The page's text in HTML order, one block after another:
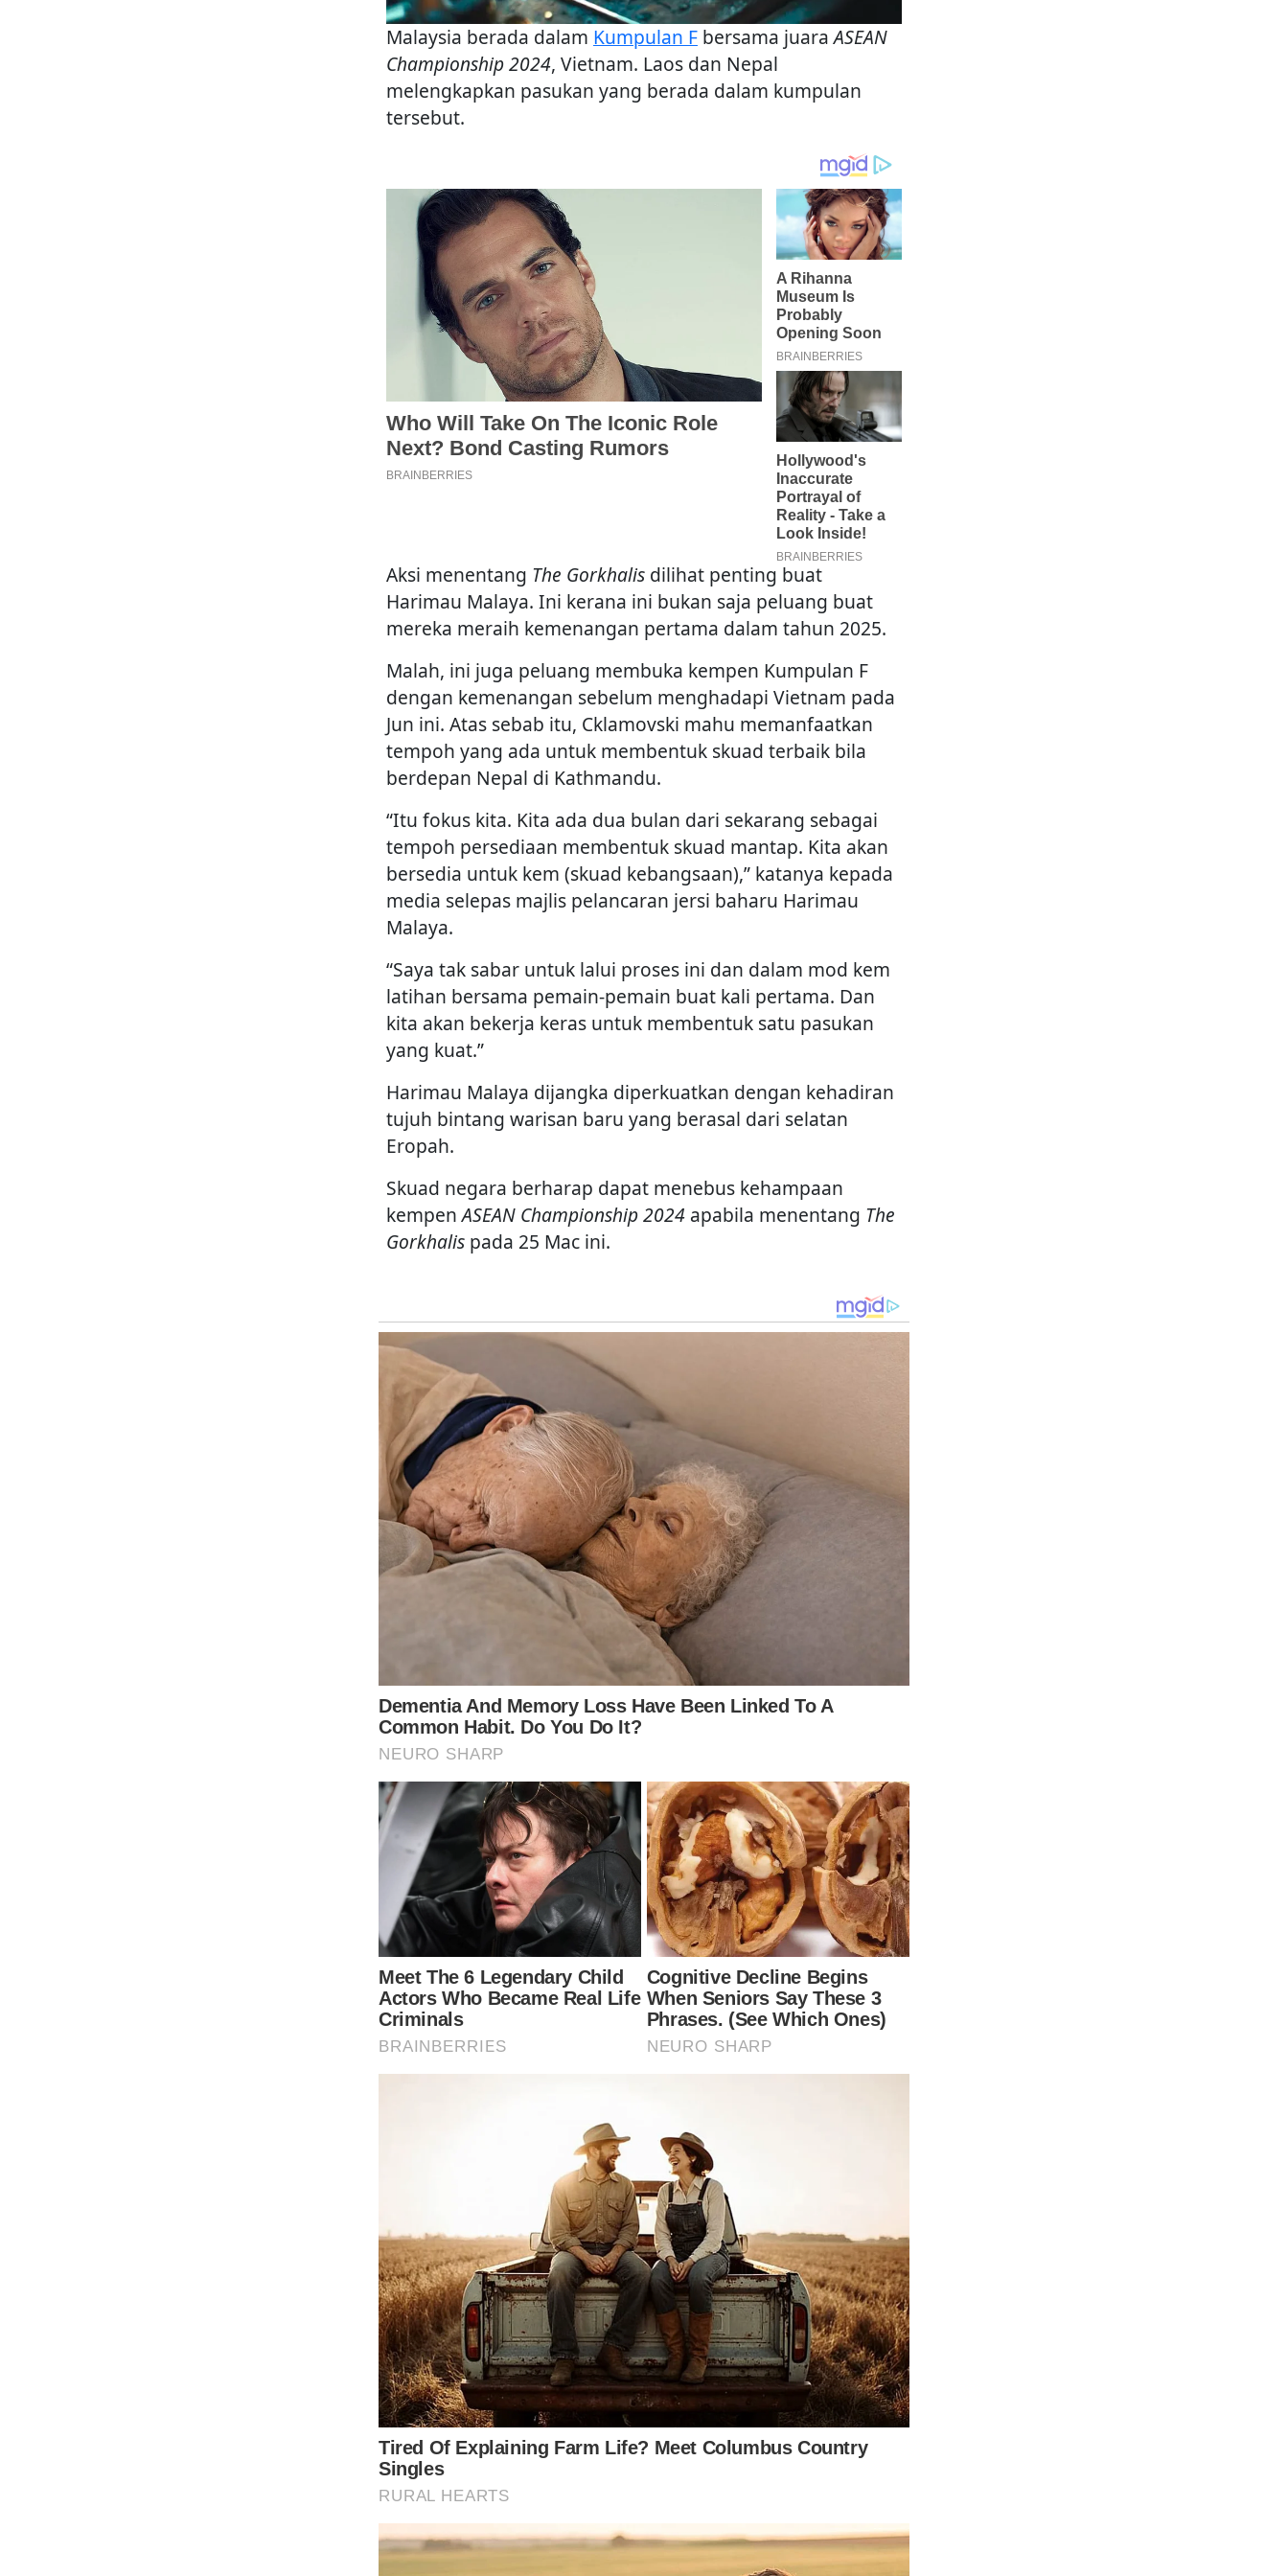
Malaysia berada dalam Kumpulan F bersama juaraASEAN
Championship 2024, Vietnam. Laos dan Nepal
melengkapkan pasukan yang berada dalam kumpulan
tersebut.
Aksi menentang The Gorkhalis dilihat penting buat
Harimau Malaya. Ini kerana ini bukan saja peluang buat
mereka meraih kemenangan pertama dalam tahun 2025.
Malah, ini juga peluang membuka kempen Kumpulan F
dengan kemenangan sebelum menghadapi Vietnam pada
Jun ini. Atas sebab itu, Cklamovski mahu memanfaatkan
tempoh yang ada untuk membentuk skuad terbaik bila
berdepan Nepal di Kathmandu.
“Itu fokus kita. Kita ada dua bulan dari sekarang sebagai
tempoh persediaan membentuk skuad mantap. Kita akan
bersedia untuk kem (skuad kebangsaan),” katanya kepada
media selepas majlis pelancaran jersi baharu Harimau
Malaya.
“Saya tak sabar untuk lalui proses ini dan dalam mod kem
latihan bersama pemain-pemain buat kali pertama. Dan
kita akan bekerja keras untuk membentuk satu pasukan
yang kuat.”
Harimau Malaya dijangka diperkuatkan dengan kehadiran
tujuh bintang warisan baru yang berasal dari selatan
Eropah.
Skuad negara berharap dapat menebus kehampaan
kempenASEAN Championship 2024 apabila menentang The
Gorkhalis pada 25 Mac ini.